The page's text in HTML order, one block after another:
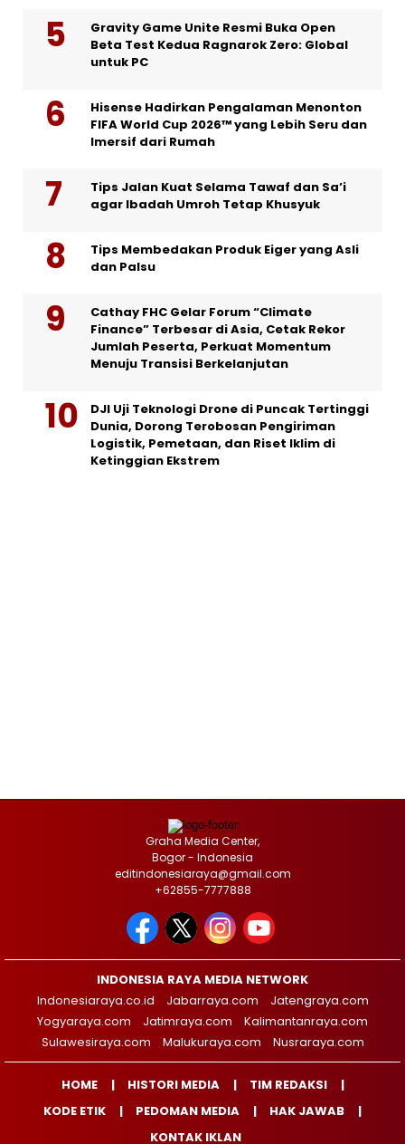
Gravity Game Unite Resmi Buka Open
Beta Test Kedua Ragnarok Zero: Global
untuk PC
Hisense Hadirkan Pengalaman Menonton
FIFA World Cup 2026™ yang Lebih Seru dan
Imersif dari Rumah
Tips Jalan Kuat Selama Tawaf dan Sa’i
agar Ibadah Umroh Tetap Khusyuk
Tips Membedakan Produk Eiger yang Asli
dan Palsu
Cathay FHC Gelar Forum “Climate
Finance” Terbesar di Asia, Cetak Rekor
Jumlah Peserta, Perkuat Momentum
Menuju Transisi Berkelanjutan
DJI Uji Teknologi Drone di Puncak Tertinggi
Dunia, Dorong Terobosan Pengiriman
Logistik, Pemetaan, dan Riset Iklim di
Ketinggian Ekstrem
Graha Media Center,
Bogor - Indonesia
editindonesiaraya@gmail.com
+62855-7777888
INDONESIA RAYA MEDIA NETWORK
Indonesiaraya.co.id
Jabarraya.com
Jatengraya.com
Yogyaraya.com
Jatimraya.com
Kalimantanraya.com
Sulawesiraya.com
Malukuraya.com Nusraraya.com
HOME HISTORI MEDIA
TIM REDAKSI
KODE ETIK
PEDOMAN MEDIA
HAK JAWAB
KONTAK IKLAN